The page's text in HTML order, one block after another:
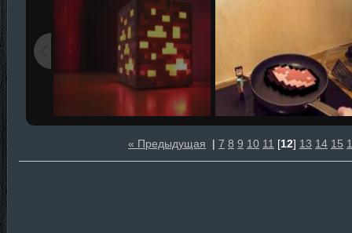
« Предыдущая | 7 8 9 10 11 [12] 13 14 15